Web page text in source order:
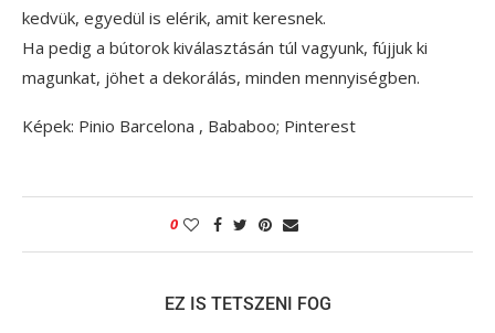
kedvük, egyedül is elérik, amit keresnek.
Ha pedig a bútorok kiválasztásán túl vagyunk, fújjuk ki
magunkat, jöhet a dekorálás, minden mennyiségben.
Képek: Pinio Barcelona , Bababoo; Pinterest
0
EZ IS TETSZENI FOG